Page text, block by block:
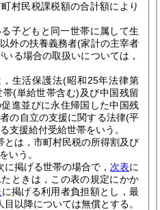
村民税課税額の合計額により
子どもと同一世帯に属して生
外の扶養義務者(家計の主宰者
る場合の取扱いについては，
生活保護法(昭和25年法律第
(単給世帯含む)及び中国残留
進並びに永住帰国した中国残
の自立の支援に関する法律(平
支援給付受給世帯をいう。
は，市町村民税の所得割及び
いう。
掲げる世帯の場合で， 次表に
ときは，この表の規定にかか
に掲げる利用者負担額とし，最
以降については無償とする。